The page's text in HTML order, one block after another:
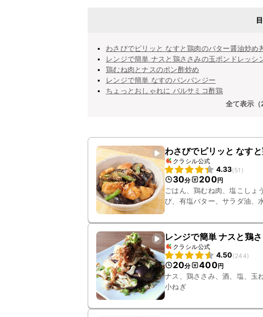
わさびでピリッと なすと鶏肉のバター醤油炒め
レンジで簡単 ナスと鶏ささみの玉ポンドレッシ
鶏むね肉とナスのポン酢炒め
レンジで簡単 なすのバンバンジー
ちょっとおしゃれに バルサミコ酢鶏
全て表示（
わさびでピリッと なす
クラシル公式
4.33(51 )
30分 200円
ごはん、鶏むね肉、塩こしょ
び、有塩バター、サラダ油、
レンジで簡単 ナスと鶏
クラシル公式
4.50(244)
20分 400円
ナス、鶏ささみ、酒、塩、玉
小ねぎ